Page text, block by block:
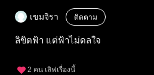
เขมจิรา ติดตาม
ลิขิตฟ้า แต่ฟ้าไม่ดลใจ
2 คน เลิฟเรื่องนี้